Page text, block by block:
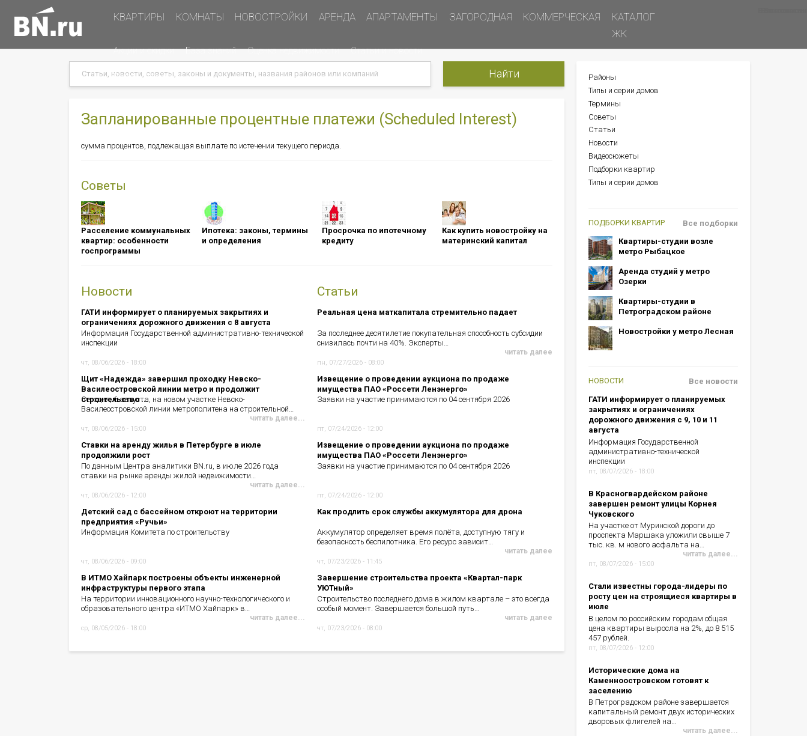
Основная
КВАРТИРЫ КОМНАТЫ НОВОСТРОЙКИ АРЕНДА АПАРТАМЕНТЫ ЗАГОРОДНАЯ КОММЕРЧЕСКАЯ
КАТАЛОГ
ЖК
Дополнительная
навигация
Акции и скидки База знаний Оценка недвижимости Статьи и новости
Меню
в
Подать объявление
Search
Search
Запланированные процентные платежи (Scheduled Interest)
сумма процентов, подлежащая выплате по истечении текущего периода.
Советы
Расселение коммунальных
квартир: особенности
госпрограммы
Ипотека: ​​​​​​​законы, термины
и определения
Просрочка по ипотечному
кредиту
Как купить новостройку на
материнский капитал
Новости
ГАТИ информирует о планируемых закрытиях и
ограничениях дорожного движения с 8 августа
Информация Государственной административно-технической
инспекции
чт, 08/06/2026 - 18:00
Щит «Надежда» завершил проходку Невско-
Василеостровской линии метро и продолжит
строительство ...
Сегодня, 6 августа, на новом участке Невско-
Василеостровской линии метрополитена на строительной…
читать далее...
чт, 08/06/2026 - 15:00
Ставки на аренду жилья в Петербурге в июле
продолжили рост
По данным Центра аналитики BN.ru, в июле 2026 года
ставки на рынке аренды жилой недвижимости…
читать далее...
чт, 08/06/2026 - 12:00
Детский сад с бассейном откроют на территории
предприятия «Ручьи»
Информация Комитета по строительству
чт, 08/06/2026 - 09:00
В ИТМО Хайпарк построены объекты инженерной
инфраструктуры первого этапа
На территории инновационного научно-технологического и
образовательного центра «ИТМО Хайпарк» в…
читать далее...
ср, 08/05/2026 - 18:00
Статьи
Реальная цена маткапитала стремительно падает
За последнее десятилетие покупательная способность субсидии
снизилась почти на 40%. Эксперты…
читать далее
пн, 07/27/2026 - 08:00
Извещение о проведении аукциона по продаже
имущества ПАО «Россети Ленэнерго»
Заявки на участие принимаются по 04 сентября 2026
пт, 07/24/2026 - 12:00
Извещение о проведении аукциона по продаже
имущества ПАО «Россети Ленэнерго»
Заявки на участие принимаются по 04 сентября 2026
пт, 07/24/2026 - 12:00
Как продлить срок службы аккумулятора для дрона
Аккумулятор определяет время полёта, доступную тягу и
безопасность беспилотника. Его ресурс зависит…
читать далее
чт, 07/23/2026 - 11:45
Завершение строительства проекта «Квартал-парк
УЮТный»
Строительство последнего дома в жилом квартале – это всегда
особый момент. Завершается большой путь…
читать далее
чт, 07/23/2026 - 08:00
БОКОВОЕ
МЕНЮ
Районы
Типы и серии домов
Термины
Советы
Статьи
Новости
Видеосюжеты
Подборки квартир
Типы и серии домов
ПОДБОРКИ КВАРТИР
Квартиры-студии возле
метро Рыбацкое
Аренда студий у метро
Озерки
Квартиры-студии в
Петроградском районе
Новостройки у метро Лесная
Все подборки
НОВОСТИ
ГАТИ информирует о планируемых
закрытиях и ограничениях
дорожного движения с 9, 10 и 11
августа
Информация Государственной
административно-технической
инспекции
пт, 08/07/2026 - 18:00
В Красногвардейском районе
завершен ремонт улицы Корнея
Чуковского
На участке от Муринской дороги до
проспекта Маршака уложили свыше 7
тыс. кв. м нового асфальта на…
читать далее...
пт, 08/07/2026 - 15:00
Стали известны города-лидеры по
росту цен на строящиеся квартиры в
июле
В целом по российским городам общая
цена квартиры выросла на 2%, до 8 515
457 рублей.
пт, 08/07/2026 - 12:00
Исторические дома на
Каменноостровском готовят к
заселению
В Петроградском районе завершается
капитальный ремонт двух исторических
дворовых флигелей на…
читать далее...
Все новости